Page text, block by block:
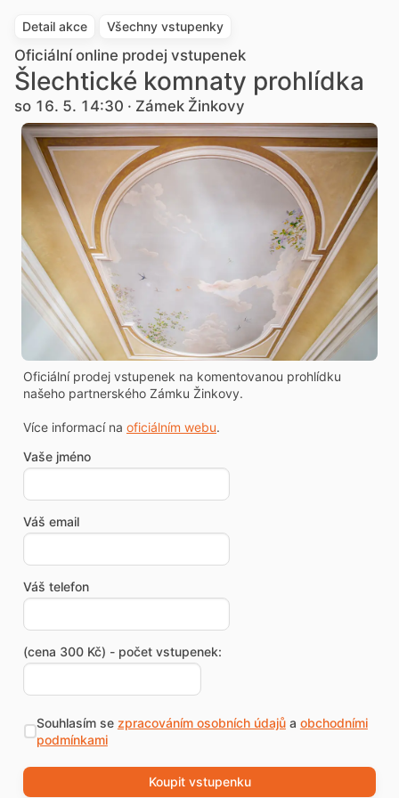
Detail akce Všechny vstupenky
Oficiální online prodej vstupenek
Šlechtické komnaty prohlídka
so 16. 5. 14:30 · Zámek Žinkovy
Oficiální prodej vstupenek na komentovanou prohlídku
našeho partnerského Zámku Žinkovy.
Více informací na oficiálním webu.
Vaše jméno
Váš email
Váš telefon
(cena 300 Kč) - počet vstupenek:
Souhlasím se zpracováním osobních údajůa obchodními
podmínkami
Koupit vstupenku